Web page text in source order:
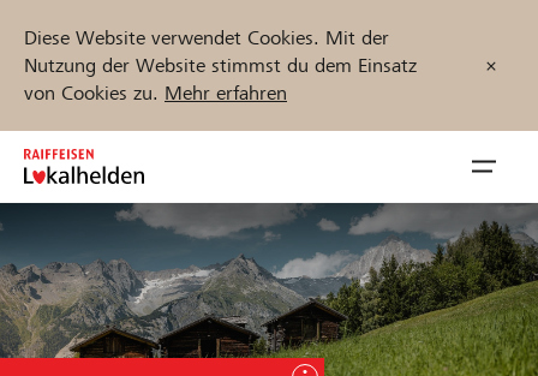
Diese Website verwendet Cookies. Mit der
Nutzung der Website stimmst du dem Einsatz
von Cookies zu. Mehr erfahren
Zum
Inhalt
springen
öffnen
Jetzt starten